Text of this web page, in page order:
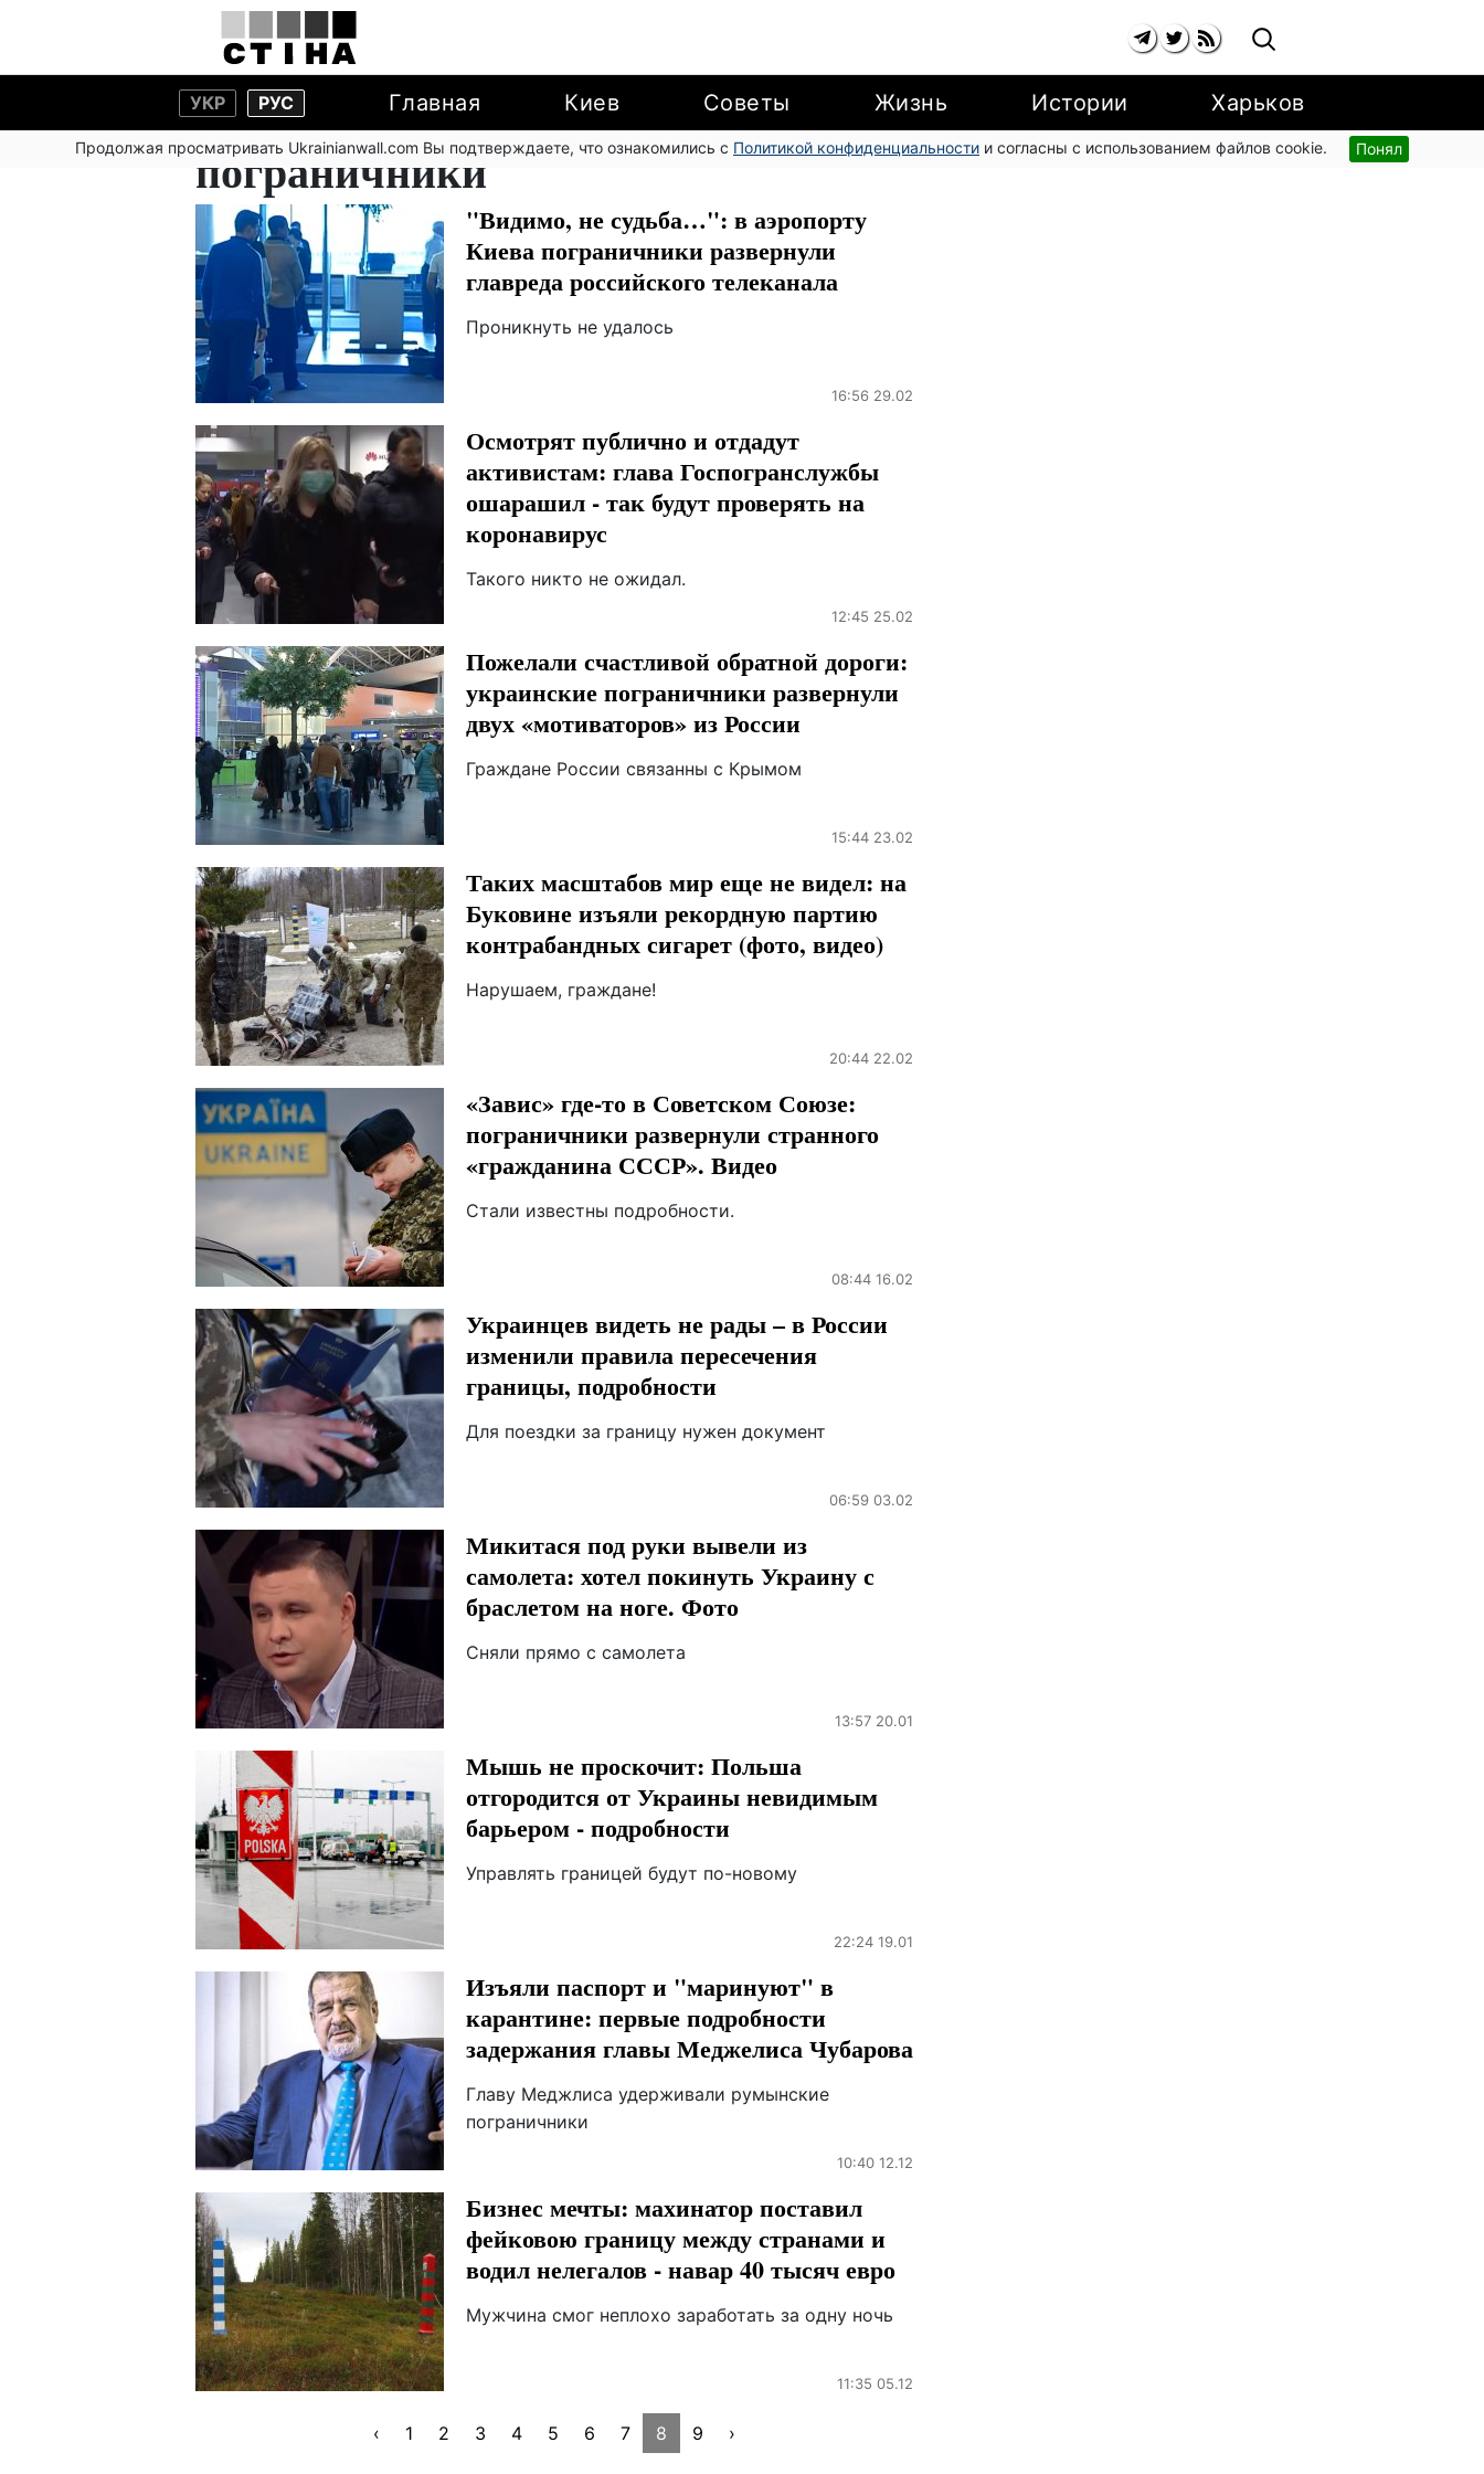
УКР РУС Главная Киев Советы Жизнь Истории Харьков
Продолжая просматривать Ukrainianwall.com Вы подтверждаете, что ознакомились с Политикой конфиденциальности и согласны с использованием файлов cookie. Понял
пограничники
"Видимо, не судьба…": в аэропорту
Киева пограничники развернули
главреда российского телеканала
Проникнуть не удалось
16:56 29.02
Осмотрят публично и отдадут
активистам: глава Госпогранслужбы
ошарашил - так будут проверять на
коронавирус
Такого никто не ожидал.
12:45 25.02
Пожелали счастливой обратной дороги:
украинские пограничники развернули
двух «мотиваторов» из России
Граждане России связанны с Крымом
15:44 23.02
Таких масштабов мир еще не видел: на
Буковине изъяли рекордную партию
контрабандных сигарет (фото, видео)
Нарушаем, граждане!
20:44 22.02
«Завис» где-то в Советском Союзе:
пограничники развернули странного
«гражданина СССР». Видео
Стали известны подробности.
08:44 16.02
Украинцев видеть не рады – в России
изменили правила пересечения
границы, подробности
Для поездки за границу нужен документ
06:59 03.02
Микитася под руки вывели из
самолета: хотел покинуть Украину с
браслетом на ноге. Фото
Сняли прямо с самолета
13:57 20.01
Мышь не проскочит: Польша
отгородится от Украины невидимым
барьером - подробности
Управлять границей будут по-новому
22:24 19.01
Изъяли паспорт и "маринуют" в
карантине: первые подробности
задержания главы Меджелиса Чубарова
Главу Меджлиса удерживали румынские
пограничники
10:40 12.12
Бизнес мечты: махинатор поставил
фейковою границу между странами и
водил нелегалов - навар 40 тысяч евро
Мужчина смог неплохо заработать за одну ночь
11:35 05.12
‹ 1 2 3 4 5 6 7 8 9 ›